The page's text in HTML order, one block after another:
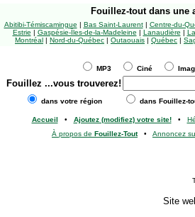
Fouillez-tout dans une
Abitibi-Témiscamingue | Bas Saint-Laurent| Centre-du-
Estrie | Gaspésie-Îles-de-la-Madeleine | Lanaudière |
Montréal | Nord-du-Québec | Outaouais | Québec |
MP3 Ciné
Fouillez ...vous trouverez!
dans votre région dans Fouillez-
Accueil • Ajoutez (modifiez) votre site!•
À propos de Fouillez-Tout• Annoncez
Site